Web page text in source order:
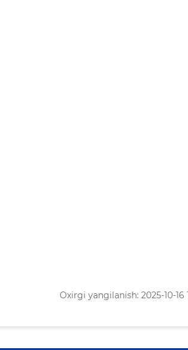
Oxirgi yangilanish: 2025-10-16